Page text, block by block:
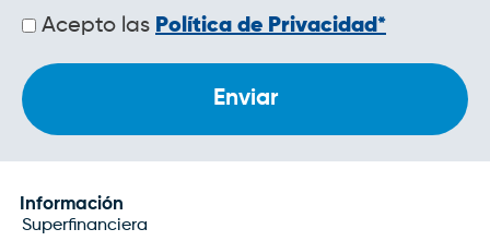
Políticas
de
Acepto las Política de Privacidad*
Información
Superfinanciera